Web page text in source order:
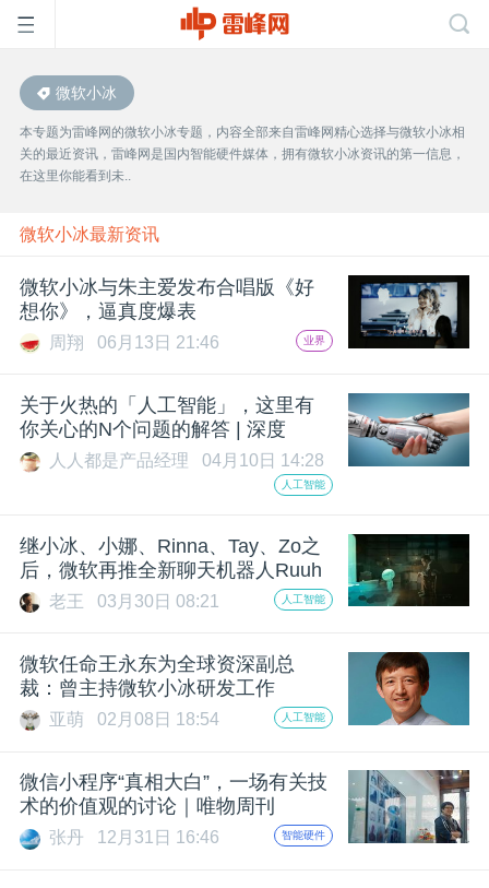
首
页
雷
峰
公
课
动
心
微软小冰
本专题为雷峰网的微软小冰专题，内容全部来自雷峰网精心选择与微软小冰相
关的最近资讯，雷峰网是国内智能硬件媒体，拥有微软小冰资讯的第一信息，
在这里你能看到未..
微软小冰最新资讯
微软小冰与朱主爱发布合唱版《好
想你》，逼真度爆表
周翔 06月13日 21:46 业界
关于火热的「人工智能」，这里有
你关心的N个问题的解答 | 深度
人人都是产品经理 04月10日 14:28
人工智能
继小冰、小娜、Rinna、Tay、Zo之
后，微软再推全新聊天机器人Ruuh
老王 03月30日 08:21 人工智能
微软任命王永东为全球资深副总
裁：曾主持微软小冰研发工作
亚萌 02月08日 18:54 人工智能
微信小程序“真相大白”，一场有关技
术的价值观的讨论｜唯物周刊
张丹 12月31日 16:46 智能硬件